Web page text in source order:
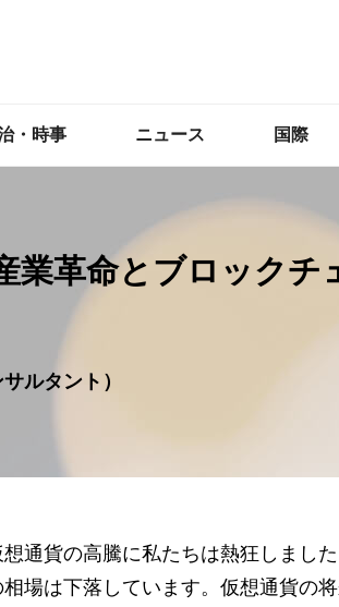
・時事 ニュース 国際
業革命とブロックチ
ルタント）
通貨の高騰に私たちは熱狂しまし
場は下落しています。仮想通貨の